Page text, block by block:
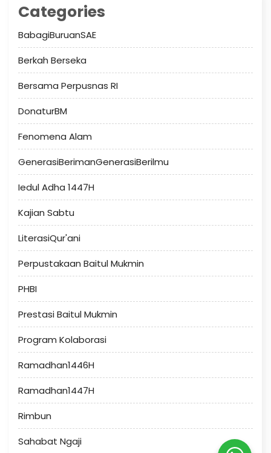
Categories
BabagiBuruanSAE
Berkah Berseka
Bersama Perpusnas RI
DonaturBM
Fenomena Alam
GenerasiBerimanGenerasiBerilmu
Iedul Adha 1447H
Kajian Sabtu
LiterasiQur'ani
Perpustakaan Baitul Mukmin
PHBI
Prestasi Baitul Mukmin
Program Kolaborasi
Ramadhan1446H
Ramadhan1447H
Rimbun
Sahabat Ngaji